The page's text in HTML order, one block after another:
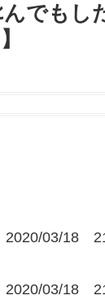
でもし
2020/03/18
2020/03/18